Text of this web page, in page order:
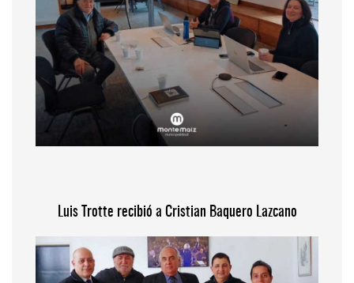
Luis Trotte recibió a Cristian Baquero Lazcano